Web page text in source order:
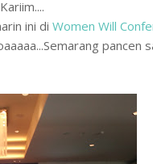
ini di Women Will
pancen